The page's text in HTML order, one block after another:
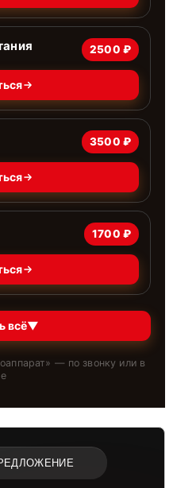
2500 ₽
3500 ₽
1700 ₽
всё▼
» — по звонку или в